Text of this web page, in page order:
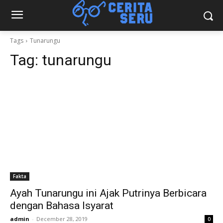
Tags Tunarungu
Tag: tunarungu
Fakta
Ayah Tunarungu ini Ajak Putrinya Berbicara
dengan Bahasa Isyarat
admin - December 28, 2019 0